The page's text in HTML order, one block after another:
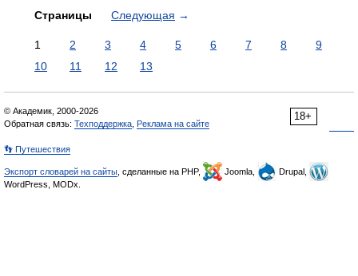
Страницы Следующая →
1 2 3 4 5 6 7 8
9
10
11 12 13
18+
© Академик, 2000-2026
Обратная связь: Техподдержка Реклама на сайте
👣 Путешествия
Экспорт словарей на сайты , сделанные на PHP, Joomla,
Drupal,
WordPress, MODx.